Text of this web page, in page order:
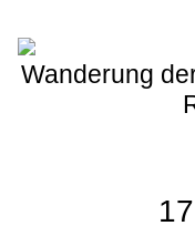
Wanderung